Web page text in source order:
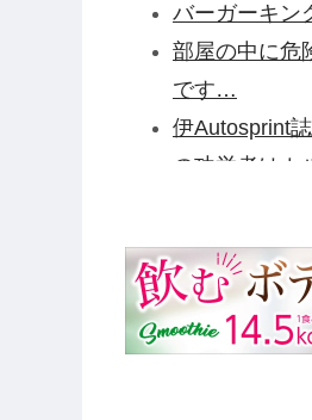
バーガーキン
部屋の中に危
です…
伊Autosprint
の功労者はカ
ル・・・・・
【ガンダム閃
荷日更新・8
【緊急】例の